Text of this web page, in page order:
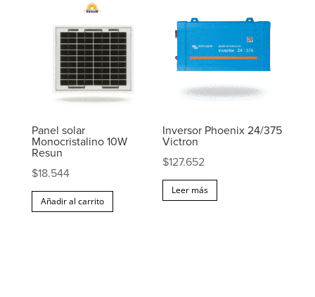
Panel solar
Monocristalino 10W
Resun
$18.544
Añadir al carrito
Inversor Phoenix 24/375
Victron
$127.652
Leer más